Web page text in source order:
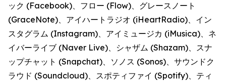
ック (Facebook)、フロー (Flow)、グレースノート
(GraceNote)、アイハートラジオ (iHeartRadio)、イン
スタグラム (Instagram)、アイミュージカ (iMusica)、ネ
イバーライブ (Naver Live)、シャザム (Shazam)、スナ
ップチャット (Snapchat)、ソノス (Sonos)、サウンドク
ラウド (Soundcloud)、スポティファイ (Spotify)、ティ